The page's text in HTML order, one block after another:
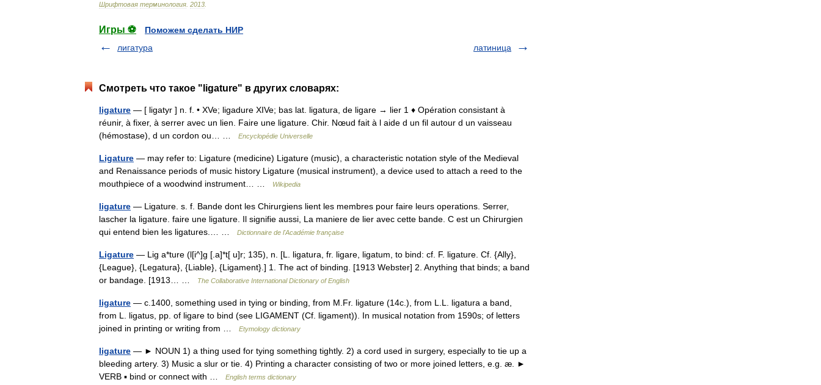
Шрифтовая терминология 2013
Игры ⚽
Поможем сделать НИР
лигатура
латиница
Смотреть что такое "ligature" в других словарях:
ligature — [ ligatyr ] n. f. • XVe; ligadure XIVe; bas lat. ligatura, de ligare → lier 1 ♦ Opération consistant à
réunir, à fixer, à serrer avec un lien. Faire une ligature. Chir. Nœud fait à l aide d un fil autour d un vaisseau
(hémostase), d un cordon ou… …
Encyclopédie Universelle
Ligature — may refer to: Ligature (medicine) Ligature (music), a characteristic notation style of the Medieval
and Renaissance periods of music history Ligature (musical instrument), a device used to attach a reed to the
mouthpiece of a woodwind instrument… …
Wikipedia
ligature — Ligature. s. f. Bande dont les Chirurgiens lient les membres pour faire leurs operations. Serrer,
lascher la ligature. faire une ligature. Il signifie aussi, La maniere de lier avec cette bande. C est un Chirurgien
qui entend bien les ligatures.… …
Dictionnaire de l'Académie française
Ligature — Lig a*ture (l[i^]g [.a]*t[ u]r; 135), n. [L. ligatura, fr. ligare, ligatum, to bind: cf. F. ligature. Cf. {Ally},
{League}, {Legatura}, {Liable}, {Ligament}.] 1. The act of binding. [1913 Webster] 2. Anything that binds; a band
or bandage. [1913… …
The Collaborative International Dictionary of English
ligature — c.1400, something used in tying or binding, from M.Fr. ligature (14c.), from L.L. ligatura a band,
from L. ligatus, pp. of ligare to bind (see LIGAMENT (Cf. ligament)). In musical notation from 1590s; of letters
joined in printing or writing from …
Etymology dictionary
ligature — ► NOUN 1) a thing used for tying something tightly. 2) a cord used in surgery, especially to tie up a
bleeding artery. 3) Music a slur or tie. 4) Printing a character consisting of two or more joined letters, e.g. æ. ►
VERB ▪ bind or connect with …
English terms dictionary